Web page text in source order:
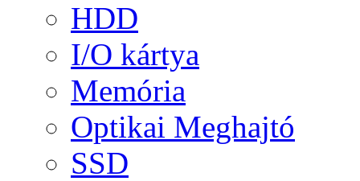
HDD
I/O kártya
Memória
Optikai Meghajtó
SSD